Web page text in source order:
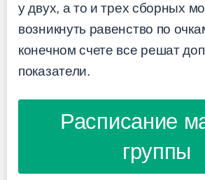
у двух, а то и трех сборных
возникнуть равенство по
конечном счете все решат
показатели.
Расписание
группы